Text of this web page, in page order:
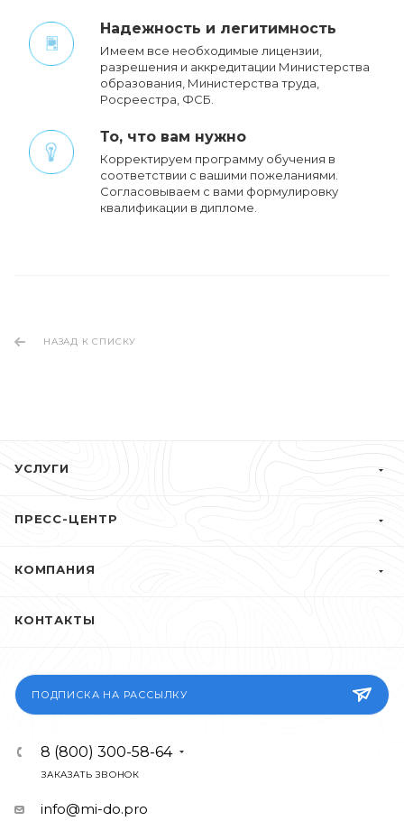
Надежность и легитимность
Имеем все необходимые лицензии,
разрешения и аккредитации Министерства
образования, Министерства труда,
Росреестра, ФСБ.
То, что вам нужно
Корректируем программу обучения в
соответствии с вашими пожеланиями.
Cогласовываем с вами формулировку
квалификации в дипломе.
НАЗАД К СПИСКУ
УСЛУГИ
ПРЕСС-ЦЕНТР
КОМПАНИЯ
КОНТАКТЫ
ПОДПИСКА НА РАССЫЛКУ
8 (800) 300-58-64
ЗАКАЗАТЬ ЗВОНОК
info@mi-do.pro